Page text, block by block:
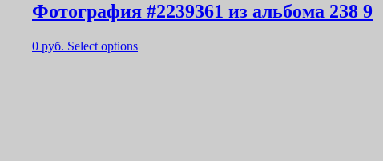
Фотография #2239361 из альбома 238 9
0 руб. Select options